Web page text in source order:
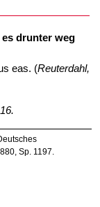
drunter weg
eas. (Reuterdahl,
Sp. 1197.